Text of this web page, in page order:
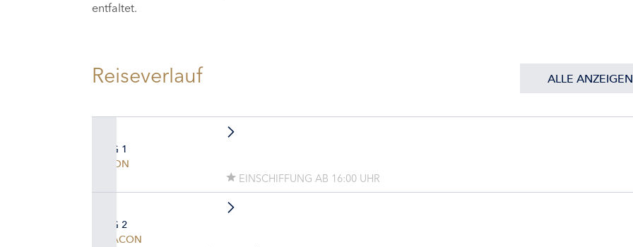
entfaltet.
Reiseverlauf ALLE ANZEIGEN
TAG 1
LYON
EINSCHIFFUNG AB 16:00 UHR
TAG 2
MACON